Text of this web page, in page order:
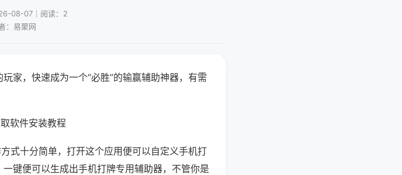
08-07｜阅读：2
：易聚网
家，快速成为一个“必胜”的输赢辅助神器，有需
软件安装教程
式十分简单，打开这个应用便可以自定义手机打
键便可以生成出手机打牌专用辅助器，不管你是